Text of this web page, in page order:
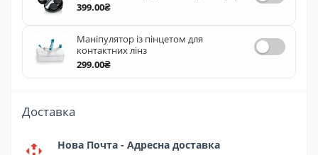
399.00₴
Маніпулятор із пінцетом для
контактних лінз
299.00₴
Доставка
Нова Почта - Адресна доставка